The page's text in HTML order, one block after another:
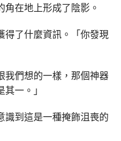
在地上形成了陰影。
得了什麼資訊。「你發現
我們想的一樣，那個神器
一。」
識到這是一種掩飾沮喪的